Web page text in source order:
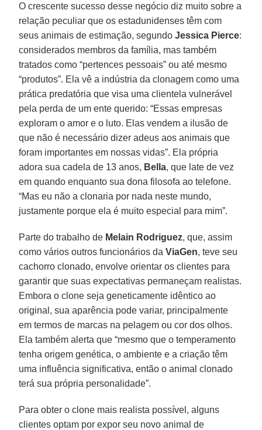
O crescente sucesso desse negócio diz muito sobre a
relação peculiar que os estadunidenses têm com
seus animais de estimação, segundoJessica Pierce:
considerados membros da família, mas também
tratados como “pertences pessoais” ou até mesmo
“produtos”. Ela vê a indústria da clonagem como uma
prática predatória que visa uma clientela vulnerável
pela perda de um ente querido: “Essas empresas
exploram o amor e o luto. Elas vendem a ilusão de
que não é necessário dizer adeus aos animais que
foram importantes em nossas vidas”. Ela própria
adora sua cadela de 13 anos, Bella, que late de vez
em quando enquanto sua dona filosofa ao telefone.
“Mas eu não a clonaria por nada neste mundo,
justamente porque ela é muito especial para mim”.
Parte do trabalho de Melain Rodriguez, que, assim
como vários outros funcionários daViaGen, teve seu
cachorro clonado, envolve orientar os clientes para
garantir que suas expectativas permaneçam realistas.
Embora o clone seja geneticamente idêntico ao
original, sua aparência pode variar, principalmente
em termos de marcas na pelagem ou cor dos olhos.
Ela também alerta que “mesmo que o temperamento
tenha origem genética, o ambiente e a criação têm
uma influência significativa, então o animal clonado
terá sua própria personalidade”.
Para obter o clone mais realista possível, alguns
clientes optam por expor seu novo animal de